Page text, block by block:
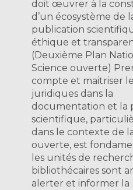
doit œuvrer à la
d’un écosystème de
publication
éthique et
(Deuxième Plan
Science ouverte)
compte et maitriser
juridiques dans la
documentation et la
scientifique,
dans le contexte de
ouverte, est
les unités de
bibliothécaires sont
alerter et informer la